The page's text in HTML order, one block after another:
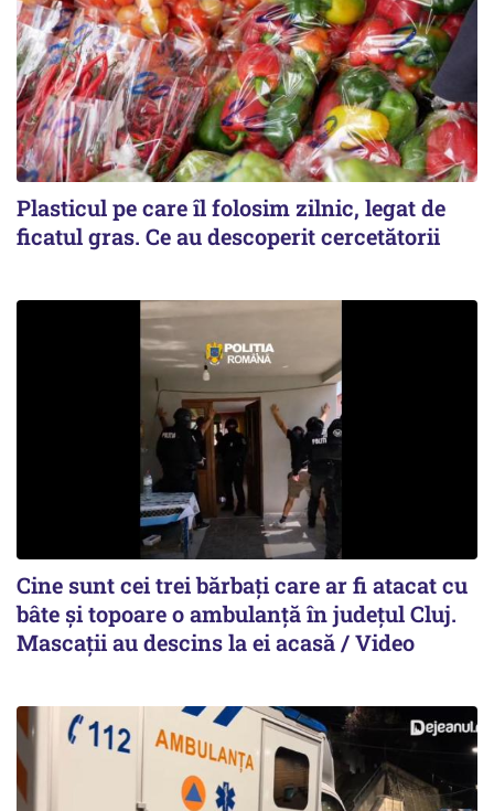
Plasticul pe care îl folosim zilnic, legat de
ficatul gras. Ce au descoperit cercetătorii
Cine sunt cei trei bărbați care ar fi atacat cu
bâte și topoare o ambulanță în județul Cluj.
Mascații au descins la ei acasă / Video